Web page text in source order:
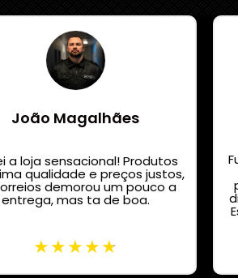
João Magalhães
a loja sensacional! Produtos
qualidade e preços justos,
demorou um pouco a
entrega, mas ta de boa.